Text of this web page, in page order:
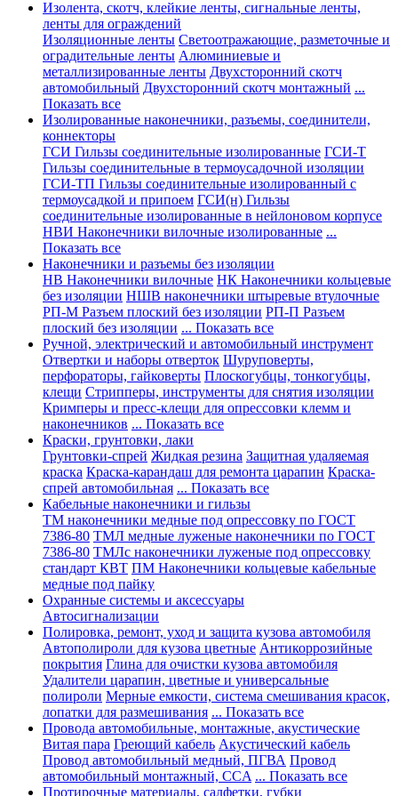
Изолента, скотч, клейкие ленты, сигнальные ленты,
ленты для ограждений
Изоляционные ленты Светоотражающие, разметочные и
оградительные ленты Алюминиевые и
металлизированные ленты Двухсторонний скотч
автомобильный Двухсторонний скотч монтажный ...
Показать все
Изолированные наконечники, разъемы, соединители,
коннекторы
ГСИ Гильзы соединительные изолированные ГСИ-Т
Гильзы соединительные в термоусадочной изоляции
ГСИ-ТП Гильзы соединительные изолированный с
термоусадкой и припоем ГСИ(н) Гильзы
соединительные изолированные в нейлоновом корпусе
НВИ Наконечники вилочные изолированные ...
Показать все
Наконечники и разъемы без изоляции
НВ Наконечники вилочные НК Наконечники кольцевые
без изоляции НШВ наконечники штыревые втулочные
РП-М Разъем плоский без изоляции РП-П Разъем
плоский без изоляции ... Показать все
Ручной, электрический и автомобильный инструмент
Отвертки и наборы отверток Шуруповерты,
перфораторы, гайковерты Плоскогубцы, тонкогубцы,
клещи Стрипперы, инструменты для снятия изоляции
Кримперы и пресс-клещи для опрессовки клемм и
наконечников ... Показать все
Краски, грунтовки, лаки
Грунтовки-спрей Жидкая резина Защитная удаляемая
краска Краска-карандаш для ремонта царапин Краска-
спрей автомобильная ... Показать все
Кабельные наконечники и гильзы
ТМ наконечники медные под опрессовку по ГОСТ
7386-80 ТМЛ медные луженые наконечники по ГОСТ
7386-80 ТМЛс наконечники луженые под опрессовку
стандарт КВТ ПМ Наконечники кольцевые кабельные
медные под пайку
Охранные системы и аксессуары
Автосигнализации
Полировка, ремонт, уход и защита кузова автомобиля
Автополироли для кузова цветные Антикоррозийные
покрытия Глина для очистки кузова автомобиля
Удалители царапин, цветные и универсальные
полироли Мерные емкости, система смешивания красок,
лопатки для размешивания ... Показать все
Провода автомобильные, монтажные, акустические
Витая пара Греющий кабель Акустический кабель
Провод автомобильный медный, ПГВА Провод
автомобильный монтажный, CCA ... Показать все
Протирочные материалы, салфетки, губки